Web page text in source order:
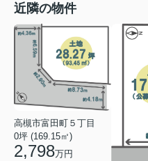
近隣の物件
高槻市富田町５丁目
0坪 (169.15㎡)
2,798万円